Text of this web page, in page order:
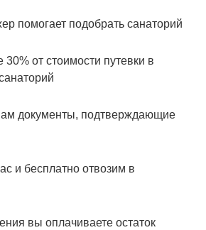
помогает подобрать санаторий
30% от стоимости путевки в
документы, подтверждающие
и бесплатно отвозим в
вы оплачиваете остаток